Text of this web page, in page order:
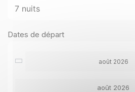
Dates de départ
août 2026
août 2026